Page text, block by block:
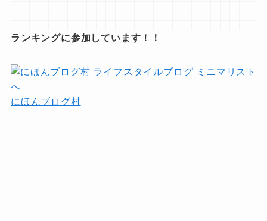
ランキングに参加しています！！
にほんブログ村